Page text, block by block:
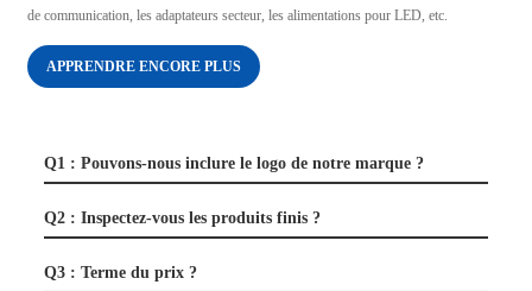
de communication, les adaptateurs secteur, les alimentations pour LED, etc.
APPRENDRE ENCORE PLUS
Q1 : Pouvons-nous inclure le logo de notre marque ?
Q2 : Inspectez-vous les produits finis ?
Q3 : Terme du prix ?